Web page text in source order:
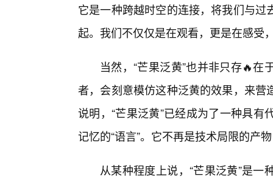
它是一种跨越时空的连接，将我们与
起。我们不仅仅是在观看，更是在感受
当然，“芒果泛黄”也并非只存🔥
者，会刻意模仿这种泛黄的效果，来
说明，“芒果泛黄”已经成为了一种具
记忆的“语言”。它不再是技术局限的产
从某种程度上说，“芒果泛黄”是